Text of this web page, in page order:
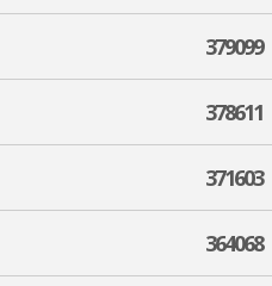
379099
378611
371603
364068